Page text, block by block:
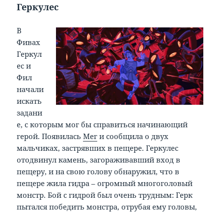
Геркулес
В
Фивах
Геркул
ес и
Фил
начали
искать
задани
е, с которым мог бы справиться начинающий
герой. ПоявиласьМег и сообщила о двух
мальчиках, застрявших в пещере. Геркулес
отодвинул камень, загораживавший вход в
пещеру, и на свою голову обнаружил, что в
пещере жила гидра – огромный многоголовый
монстр. Бой с гидрой был очень трудным: Герк
пытался победить монстра, отрубая ему головы,